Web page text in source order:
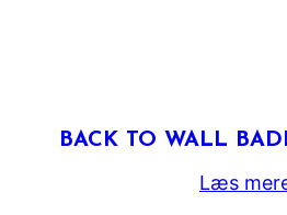
BACK TO WALL
Læs